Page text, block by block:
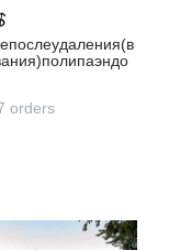
orders